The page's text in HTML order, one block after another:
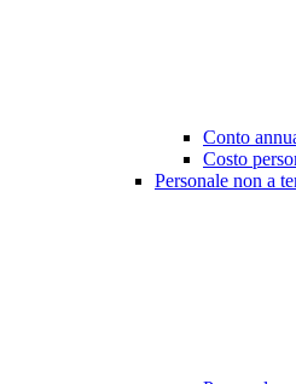
Conto
Costo
Personale non a